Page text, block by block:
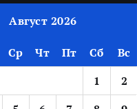
Август 2026
Ср Чт Пт Сб
Вс
1
2